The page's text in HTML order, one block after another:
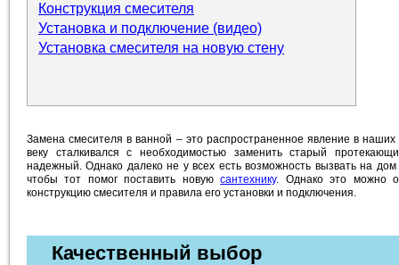
Конструкция смесителя
Установка и подключение (видео)
Установка смесителя на новую стену
Замена смесителя в ванной – это распространенное явление в
веку сталкивался с необходимостью заменить старый
надежный. Однако далеко не у всех есть возможность вызвать на
чтобы тот помог поставить новуюсантехнику. Однако это можно
конструкцию смесителя и правила его установки и подключения.
Качественный выбор